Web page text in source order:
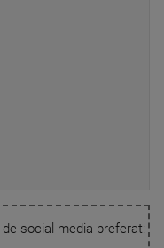
social media preferat: